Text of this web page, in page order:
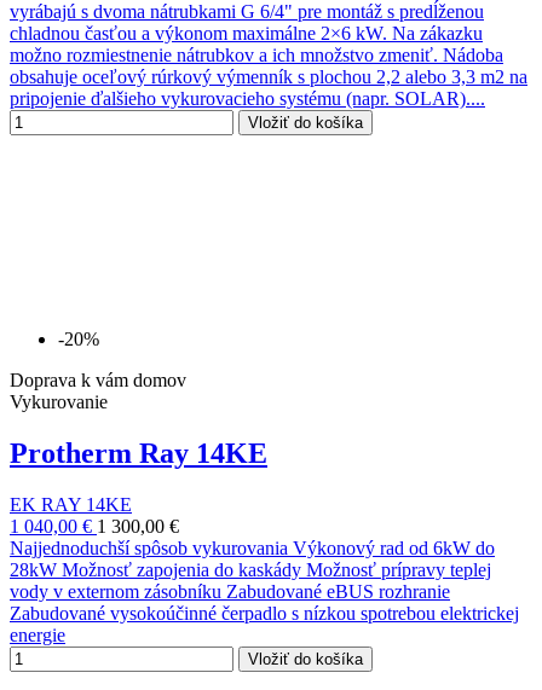
vyrábajú s dvoma nátrubkami G 6/4" pre montáž s predĺženou
chladnou časťou a výkonom maximálne 2×6 kW. Na zákazku
možno rozmiestnenie nátrubkov a ich množstvo zmeniť. Nádoba
obsahuje oceľový rúrkový výmenník s plochou 2,2 alebo 3,3 m2 na
pripojenie ďalšieho vykurovacieho systému (napr. SOLAR)....
Vložiť do košíka
-20%
Doprava k vám domov
Vykurovanie
Protherm Ray 14KE
EK RAY 14KE
1 040,00 € 1 300,00 €
Najjednoduchší spôsob vykurovania Výkonový rad od 6kW do
28kW Možnosť zapojenia do kaskády Možnosť prípravy teplej
vody v externom zásobníku Zabudované eBUS rozhranie
Zabudované vysokoúčinné čerpadlo s nízkou spotrebou elektrickej
energie
Vložiť do košíka